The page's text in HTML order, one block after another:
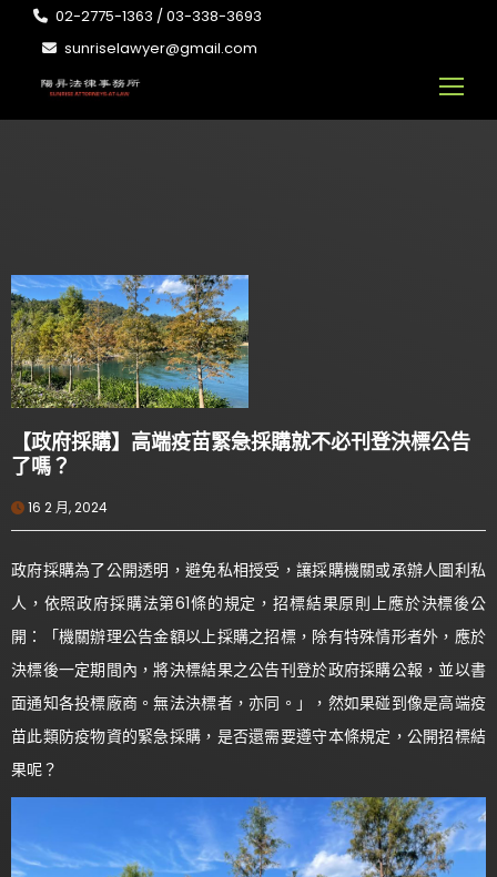
02-2775-1363 / 03-338-3693
sunriselawyer@gmail.com
【政府採購】高端疫苗緊急採購就不必刊登決標公告
了嗎？
16 2 月, 2024
政府採購為了公開透明，避免私相授受，讓採購機關或承辦人圖利私
人，依照政府採購法第61條的規定，招標結果原則上應於決標後公
開：「機關辦理公告金額以上採購之招標，除有特殊情形者外，應於
決標後一定期間內，將決標結果之公告刊登於政府採購公報，並以書
面通知各投標廠商。無法決標者，亦同。」，然如果碰到像是高端疫
苗此類防疫物資的緊急採購，是否還需要遵守本條規定，公開招標結
果呢？